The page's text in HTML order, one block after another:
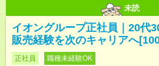
未読
イオングループ正社員｜20代
販売経験を次のキャリアへ
正社員 職種未経験OK